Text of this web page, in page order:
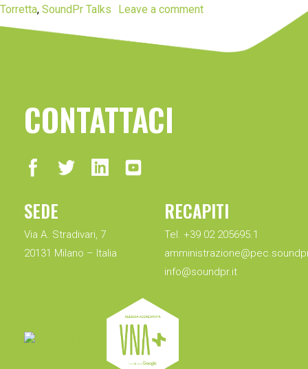
Torretta, SoundPr Talks Leave a comment
CONTATTACI
SEDE
Via A. Stradivari, 7
20131 Milano – Italia
RECAPITI
Tel. +39 02 205695.1
info@soundpr.it